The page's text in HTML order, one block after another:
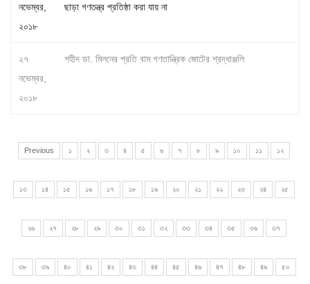
নভেম্বর,
২০১৮
ছাড়া গণতন্ত্র প্রতিষ্ঠা করা যায় না
২৭
নভেম্বর,
২০১৮
শহীদ ডা. মিলনের প্রতি বাম গণতান্ত্রিক জোটের শ্রদ্ধাঞ্জলি
Previous ১ ২ ৩ ৪ ৫ ৬ ৭ ৮ ৯ ১০ ১১ ১২
১৩ ১৪ ১৫ ১৬ ১৭ ১৮ ১৯ ২০ ২১ ২২ ২৩ ২৪ ২৫
২৬ ২৭ ২৮ ২৯ ৩০ ৩১ ৩২ ৩৩ ৩৪ ৩৫ ৩৬ ৩৭
৩৮ ৩৯ ৪০ ৪১ ৪২ ৪৩ ৪৪ ৪৫ ৪৬ ৪৭ ৪৮ ৪৯ ৫০